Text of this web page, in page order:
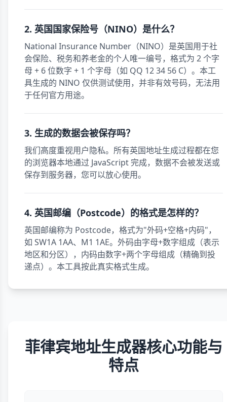
2. 英国国家保险号（NINO）是什么？
National Insurance Number（NINO）是英国用于社
会保险、税务和养老金的个人唯一编号，格式为 2 个字
母 + 6 位数字 + 1 个字母（如 QQ 12 34 56 C）。本工
具生成的 NINO 仅供测试使用，并非有效号码，无法用
于任何官方用途。
3. 生成的数据会被保存吗？
我们高度重视用户隐私。所有英国地址生成过程都在您
的浏览器本地通过 JavaScript 完成，数据不会被发送或
保存到服务器，您可以放心使用。
4. 英国邮编（Postcode）的格式是怎样的？
英国邮编称为 Postcode，格式为"外码+空格+内码"，
如 SW1A 1AA、M1 1AE。外码由字母+数字组成（表示
地区和分区），内码由数字+两个字母组成（精确到投
递点）。本工具按此真实格式生成。
菲律宾地址生成器核心功能与
特点